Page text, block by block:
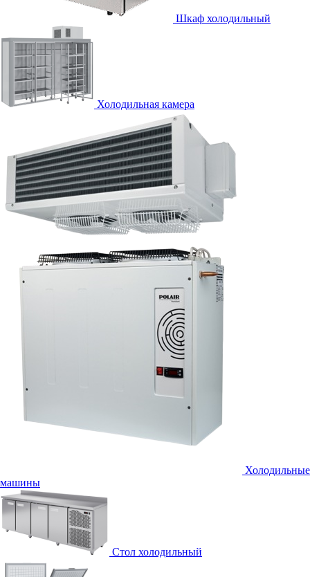
Шкаф холодильный
Холодильная камера
Холодильные
машины
Стол холодильный